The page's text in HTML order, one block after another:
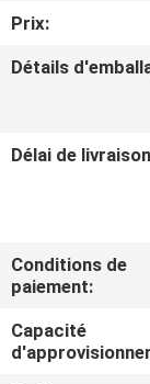
DE
L'USINE
QUALITÉ
NOUS
Prix:
Détails
Délai de
Conditions de
paiement:
Capacité